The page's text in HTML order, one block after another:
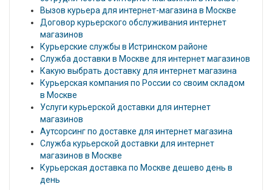
Вызов курьера для интернет-магазина в Москве
Договор курьерского обслуживания интернет
магазинов
Курьерские службы в Истринском районе
Служба доставки в Москве для интернет магазинов
Какую выбрать доставку для интернет магазина
Курьерская компания по России со своим складом
в Москве
Услуги курьерской доставки для интернет
магазинов
Аутсорсинг по доставке для интернет магазина
Служба курьерской доставки для интернет
магазинов в Москве
Курьерская доставка по Москве дешево день в
день